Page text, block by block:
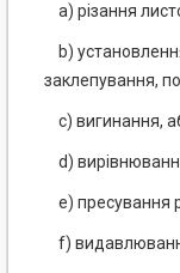
а) різання
b)
заклепування,
с) вигинання,
d)
е) пресування
f)